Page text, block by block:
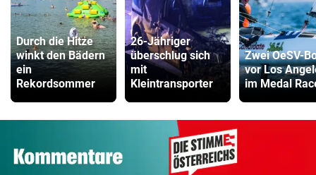
Durch die Hitze
winkt den Bädern
ein
Rekordsommer
26-Jähriger
überschlug sich
mit
Kleintransporter
Zwei OeSV-
vor Los
im Medal